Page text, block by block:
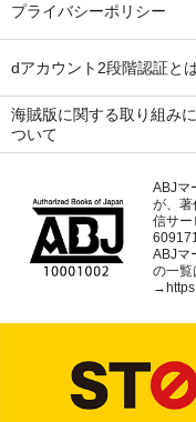
プライバシーポリシー
dアカウント2段階認証と
海賊版に関する取り組みに
ついて
ABJマ
が、
信サー
ABJマ
の一覧
→